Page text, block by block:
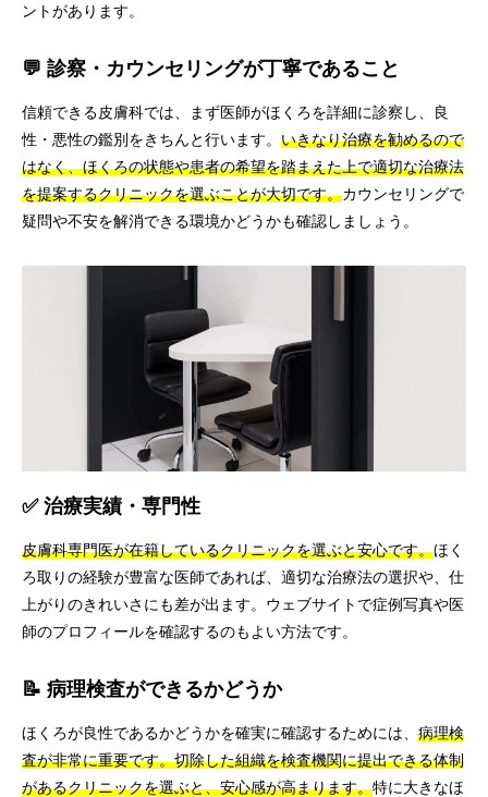
ントがあります。
💬 診察・カウンセリングが丁寧であること
信頼できる皮膚科では、まず医師がほくろを詳細に診察し、良
性・悪性の鑑別をきちんと行います。 いきなり治療を勧めるので
はなく、ほくろの状態や患者の希望を踏まえた上で適切な治療法
を提案するクリニックを選ぶことが大切です。カウンセリングで
疑問や不安を解消できる環境かどうかも確認しましょう。
✅ 治療実績・専門性
皮膚科専門医が在籍しているクリニックを選ぶと安心です。ほく
ろ取りの経験が豊富な医師であれば、適切な治療法の選択や、仕
上がりのきれいさにも差が出ます。ウェブサイトで症例写真や医
師のプロフィールを確認するのもよい方法です。
📝 病理検査ができるかどうか
ほくろが良性であるかどうかを確実に確認するためには、 病理検
査が非常に重要です。切除した組織を検査機関に提出できる体制
があるクリニックを選ぶと、安心感が高まります。特に大きなほ